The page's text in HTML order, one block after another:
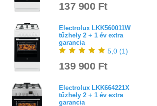
137 900 Ft
Electrolux LKK560011W
tűzhely 2 + 1 év extra
garancia
5,0 (1)
139 900 Ft
Electrolux LKK664221X
tűzhely 2 + 1 év extra
garancia